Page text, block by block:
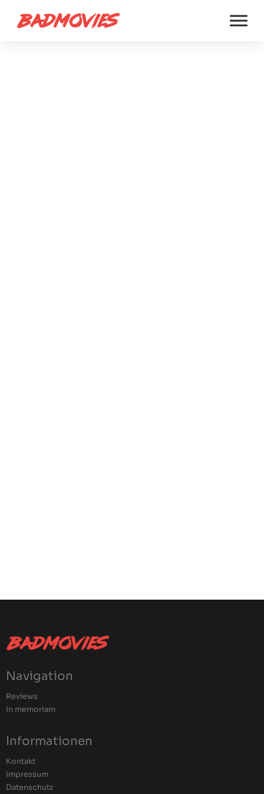
Navigation
Reviews
In memoriam
Informationen
Kontakt
Impressum
Datenschutz